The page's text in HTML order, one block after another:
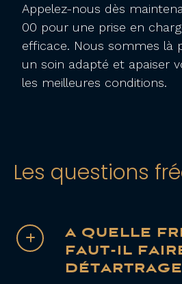
Appelez-nous dès
00 pour une prise en
efficace. Nous sommes là
un soin adapté et apaiser
les meilleures conditions.
Les questions
A QUELLE
FAUT-IL